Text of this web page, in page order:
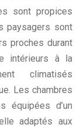
sont propices
paysagers sont
proches durant
intérieurs à la
climatisés
Les chambres
équipées d’un
adaptés aux